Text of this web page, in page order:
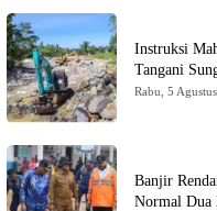
Instruksi
Tangani
Rabu, 5
Banjir
Normal